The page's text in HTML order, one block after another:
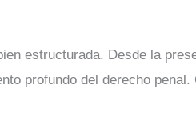
estructurada. Desde la
profundo del derecho penal.